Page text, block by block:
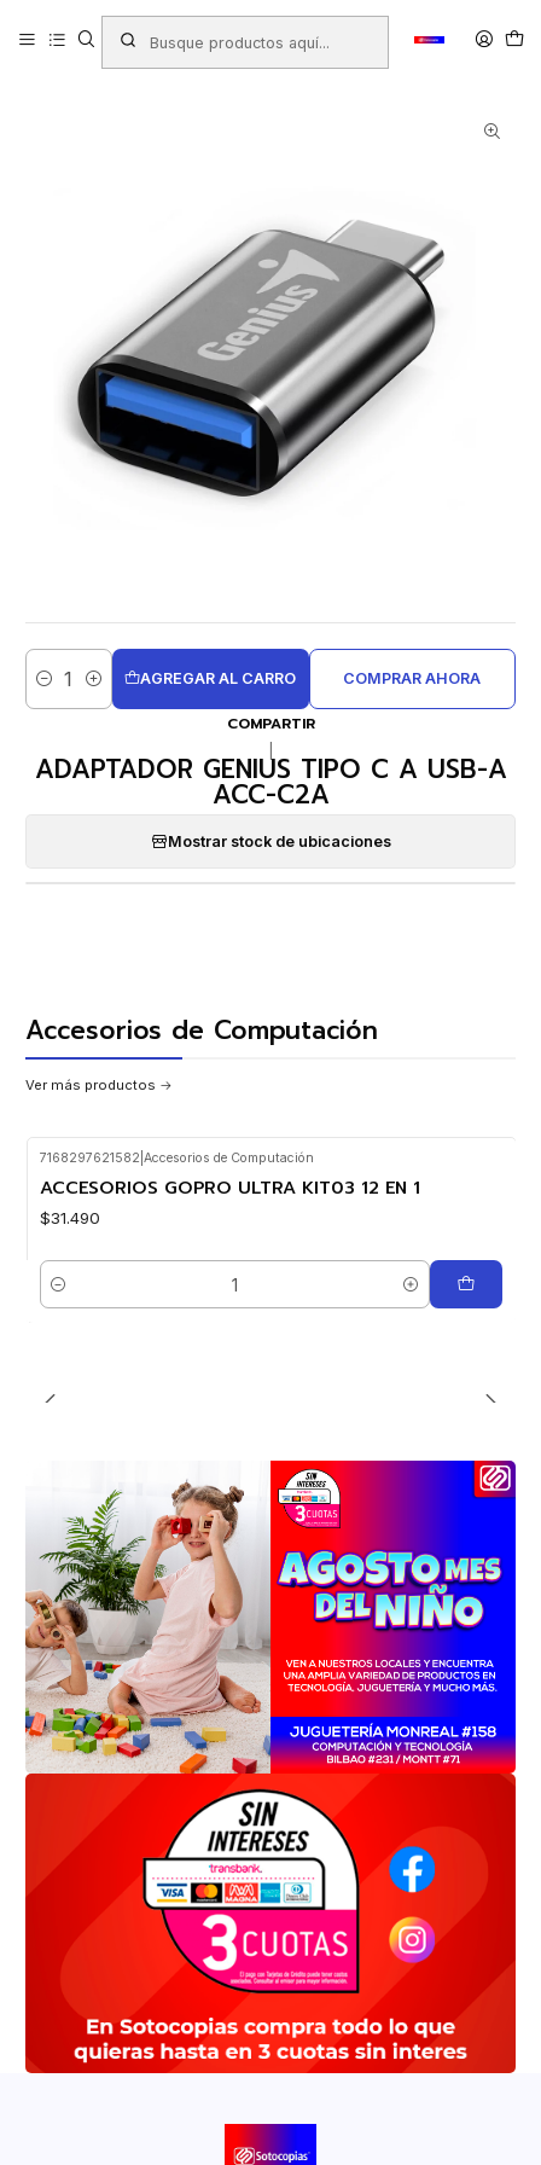
Productos TECNOLOGÍA Accesorios de Computación
ADAPTADOR GENIUS TIPO C A USB-A ACC-C2A
Cantidad
AGREGAR AL CARRO COMPRAR AHORA
COMPARTIR
ADAPTADOR GENIUS TIPO C A USB-A
ACC-C2A
Mostrar stock de ubicaciones
Accesorios de Computación
Ver más productos
7168297621582 Accesorios de Computación
ACCESORIOS GOPRO ULTRA KIT03 12 EN 1
$31.490
Cantidad